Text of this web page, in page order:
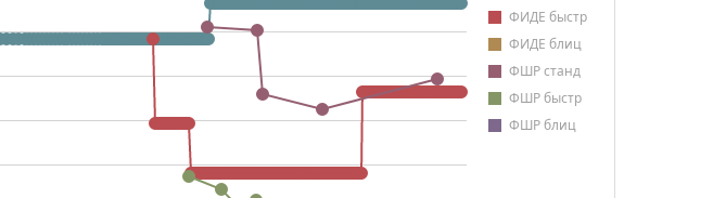
ФИДЕ быстр
ФИДЕ блиц
ФШР станд
ФШР быстр
ФШР блиц